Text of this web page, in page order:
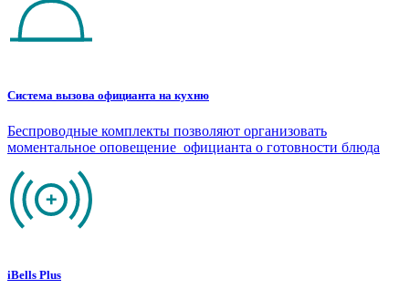
Система вызова официанта на кухню
Беспроводные комплекты позволяют организовать
моментальное оповещение официанта о готовности блюда
iBells Plus